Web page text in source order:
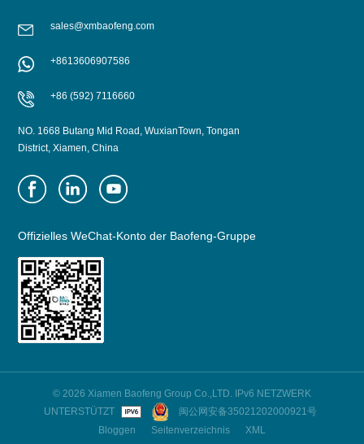
sales@xmbaofeng.com
+8613606907586
+86 (592) 7116660
NO. 1668 Butang Mid Road, WuxianTown, Tongan
District, Xiamen, China
Offizielles WeChat-Konto der Baofeng-Gruppe
© 2026 Xiamen Baofeng Group Co.,LTD. IPv6 NETZWERK
UNTERSTÜTZT
闽公网安备35021202000921号
Bloggen
Seitenverzeichnis
XML